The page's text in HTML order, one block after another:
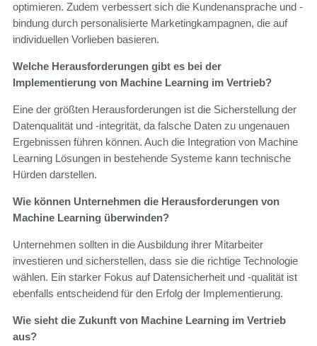
optimieren. Zudem verbessert sich die Kundenansprache und -
bindung durch personalisierte Marketingkampagnen, die auf
individuellen Vorlieben basieren.
Welche Herausforderungen gibt es bei der
Implementierung von Machine Learning im Vertrieb?
Eine der größten Herausforderungen ist die Sicherstellung der
Datenqualität und -integrität, da falsche Daten zu ungenauen
Ergebnissen führen können. Auch die Integration von Machine
Learning Lösungen in bestehende Systeme kann technische
Hürden darstellen.
Wie können Unternehmen die Herausforderungen von
Machine Learning überwinden?
Unternehmen sollten in die Ausbildung ihrer Mitarbeiter
investieren und sicherstellen, dass sie die richtige Technologie
wählen. Ein starker Fokus auf Datensicherheit und -qualität ist
ebenfalls entscheidend für den Erfolg der Implementierung.
Wie sieht die Zukunft von Machine Learning im Vertrieb
aus?